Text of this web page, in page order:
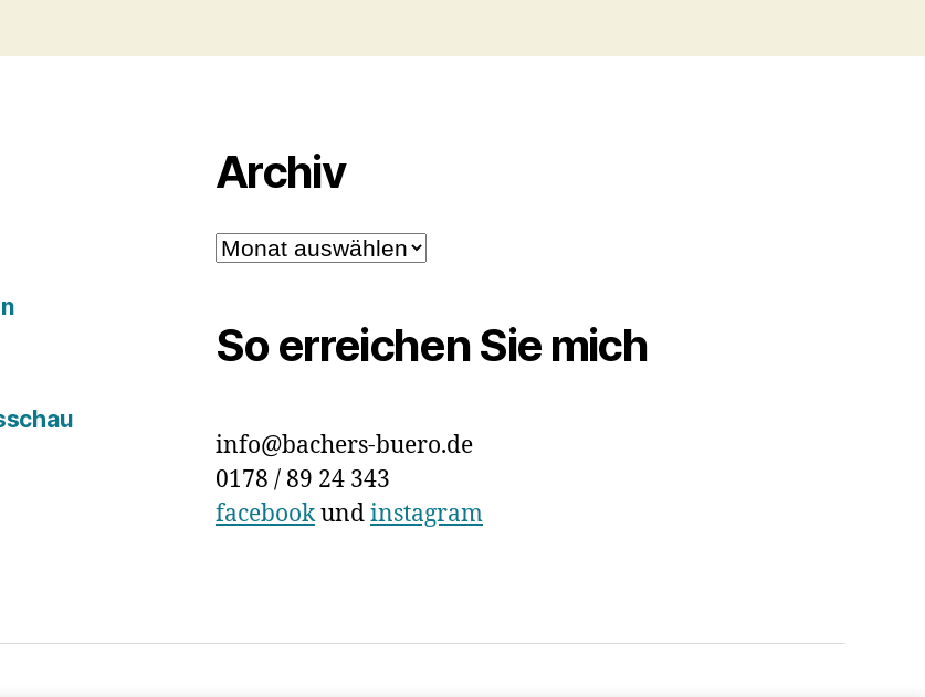
Archiv
Archiv
So erreichen Sie mich
info@bachers-buero.de
0178 / 89 24 343
facebookundinstagram